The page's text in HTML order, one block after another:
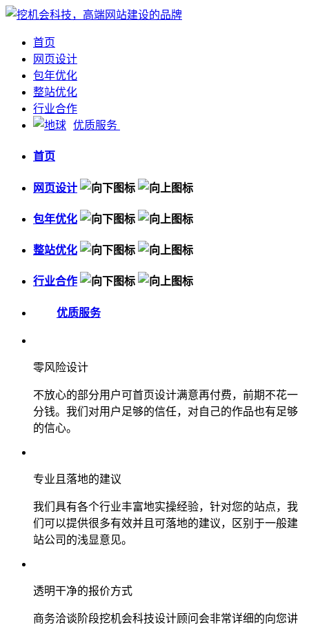
首页
网页设计
包年优化
整站优化
行业合作
优质服务
首页
网页设计
包年优化
整站优化
行业合作
优质服务
零风险设计
不放心的部分用户可首页设计满意再付费，前期不花一
分钱。我们对用户足够的信任，对自己的作品也有足够
的信心。
专业且落地的建议
我们具有各个行业丰富地实操经验，针对您的站点，我
们可以提供很多有效并且可落地的建议，区别于一般建
站公司的浅显意见。
透明干净的报价方式
商务洽谈阶段挖机会科技设计顾问会非常详细的向您讲